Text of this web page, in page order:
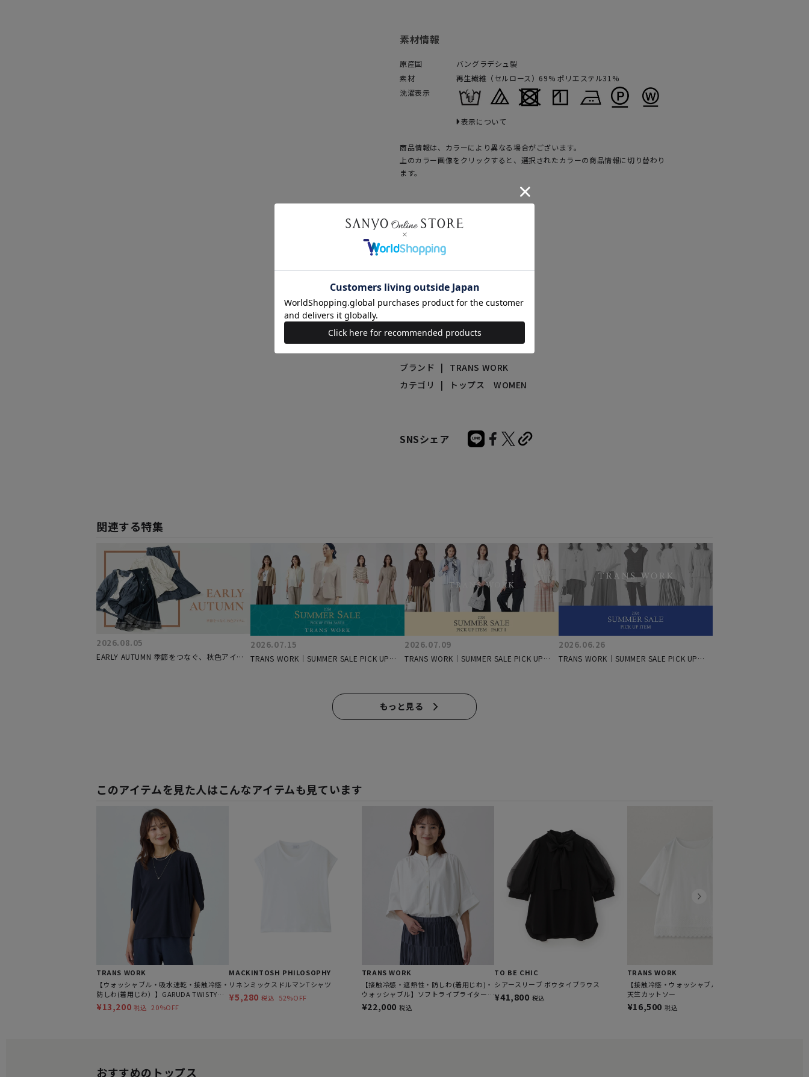
素材情報
原産国
バングラデシュ製
素材
再生繊維（セルロース）69% ポリエステル31%
洗濯表示
表示について
商品情報は、カラーにより異なる場合がございます。
上のカラー画像をクリックすると、選択されたカラーの商品情報に切り替わり
ます。
商品番号（カラー）
ブランドカテゴリ
ブランド
TRANS WORK
カテゴリ
トップス WOMEN
SNSシェア
関連する特集
2026.08.05
EARLY AUTUMN 季節をつなぐ、秋色アイテ
2026.07.15
TRANS WORK｜SUMMER SALE PICK UP
2026.07.09
TRANS WORK｜SUMMER SALE PICK UP
2026.06.26
TRANS WORK｜SUMMER SALE PICK UP
もっと見る
このアイテムを見た人はこんなアイテムも見ています
TRANS WORK
【ウォッシャブル・吸水速乾・接触冷感・
防しわ(着用じわ）】GARUDA TWISTY
COMPACTカットソー
¥13,200 税込 20%OFF
MACKINTOSH PHILOSOPHY
リネンミックスドルマンTシャツ
¥5,280 税込 52%OFF
TRANS WORK
【接触冷感・遮熱性・防しわ(着用じわ)・
ウォッシャブル】ソフトライプライターブ
ラウス
¥22,000 税込
TO BE CHIC
シアースリーブ ボウタイブラウス
¥41,800 税込
TRANS WORK
【接触冷感・ウォッシャブル】プレミアム
天竺カットソー
¥16,500 税込
おすすめのトップス